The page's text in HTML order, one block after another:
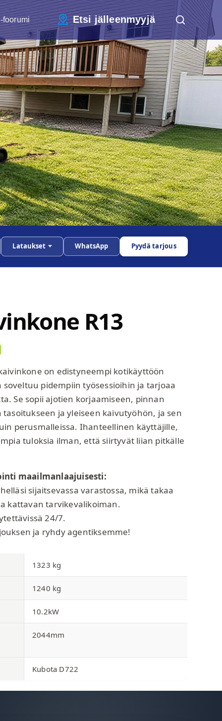
foorumi Etsi jälleenmyyjä
Lataukset WhatsApp Pyydä tarjous
R13
on edistyneempi kotikäyttöön
pidempiin työsessioihin ja tarjoaa
Se sopii ajotien korjaamiseen, pinnan
ja yleiseen kaivutyöhön, ja sen
perusmalleissa. Ihanteellinen käyttäjille,
tuloksia ilman, että siirtyvät liian pitkälle
maailmanlaajuisesti:
sijaitsevassa varastossa, mikä takaa
kattavan tarvikevalikoiman.
24/7.
ja ryhdy agentiksemme!
1323 kg
1240 kg
10.2kW
2044mm
Kubota D722